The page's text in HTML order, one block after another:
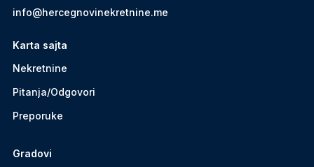
info@hercegnovinekretnine.me
Karta sajta
Nekretnine
Pitanja/Odgovori
Preporuke
Gradovi